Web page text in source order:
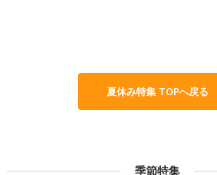
夏休み特集 TOPへ戻る
季節特集